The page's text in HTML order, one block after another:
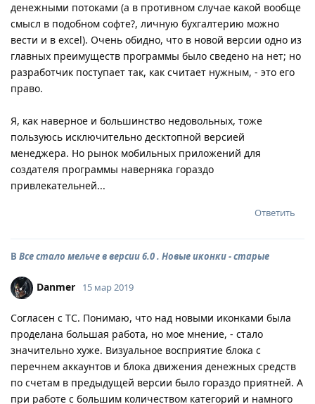
денежными потоками (а в противном случае какой вообще
смысл в подобном софте?, личную бухгалтерию можно
вести и в excel). Очень обидно, что в новой версии одно из
главных преимуществ программы было сведено на нет; но
разработчик поступает так, как считает нужным, - это его
право.
Я, как наверное и большинство недовольных, тоже
пользуюсь исключительно десктопной версией
менеджера. Но рынок мобильных приложений для
создателя программы наверняка гораздо
привлекательней...
Ответить
В Все стало мельче в версии 6.0 . Новые иконки - старые
Danmer 15 мар 2019
Согласен с ТС. Понимаю, что над новыми иконками была
проделана большая работа, но мое мнение, - стало
значительно хуже. Визуальное восприятие блока с
перечнем аккаунтов и блока движения денежных средств
по счетам в предыдущей версии было гораздо приятней. А
при работе с большим количеством категорий и намного